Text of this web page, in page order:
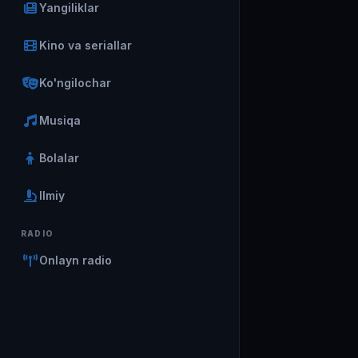
Yangiliklar
Kino va seriallar
Ko'ngilochar
Musiqa
Bolalar
Ilmiy
RADIO
Onlayn radio